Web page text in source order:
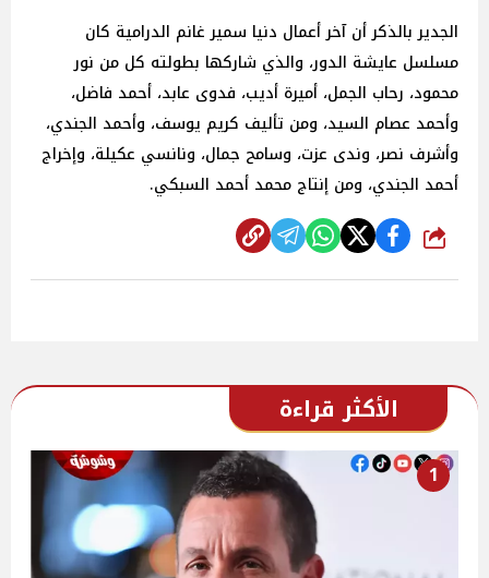
الجدير بالذكر أن آخر أعمال دنيا سمير غانم الدرامية كان
مسلسل عايشة الدور، والذي شاركها بطولته كل من نور
محمود، رحاب الجمل، أميرة أديب، فدوى عابد، أحمد فاضل،
وأحمد عصام السيد، ومن تأليف كريم يوسف، وأحمد الجندي،
وأشرف نصر، وندى عزت، وسامح جمال، ونانسي عكيلة، وإخراج
أحمد الجندي، ومن إنتاج محمد أحمد السبكي.
شارك
الأكثر قراءة
1